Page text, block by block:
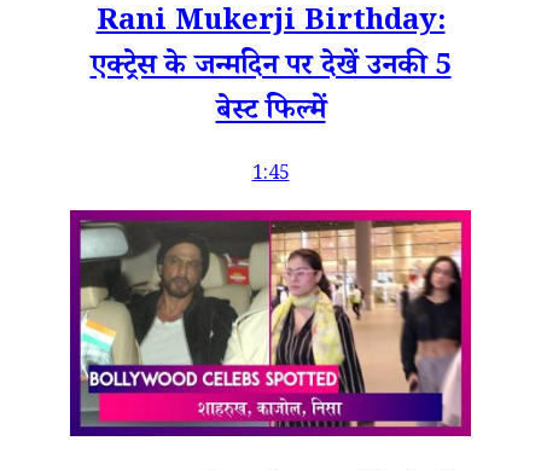
Rani Mukerji Birthday:
एक्ट्रेस के जन्मदिन पर देखें उनकी 5
बेस्ट फिल्में
1:45